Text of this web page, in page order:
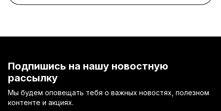
Подпишись на нашу новостную
рассылку
Мы будем оповещать тебя о важных новостях, полезном
контенте и акциях.